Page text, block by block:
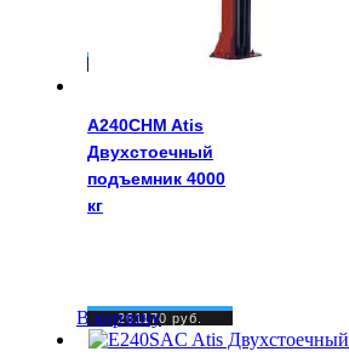
A240CHM Atis
Двухстоечный
подъемник 4000
кг
В корзину
261170 руб.